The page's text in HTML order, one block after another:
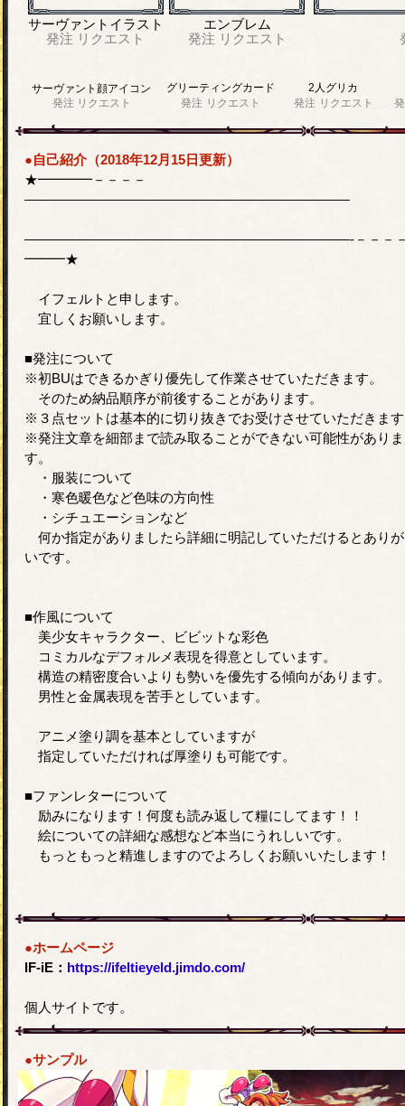
サーヴァントイラスト
発注 リクエスト
エンブレム
発注 リクエスト
サーヴァント顔アイコン
発注 リクエスト
グリーティングカード
発注 リクエスト
2人グリカ
発注 リクエスト
●自己紹介（2018年12月15日更新）
★━━━━－－－－
————————————————————————
————————————————————————-－－－
━━━★
イフェルトと申します。
宜しくお願いします。
■発注について
※初BUはできるかぎり優先して作業させていただきます。
そのため納品順序が前後することがあります。
※３点セットは基本的に切り抜きでお受けさせていただきま
※発注文章を細部まで読み取ることができない可能性がありま
す。
・服装について
・寒色暖色など色味の方向性
・シチュエーションなど
何か指定がありましたら詳細に明記していただけるとあり
いです。
■作風について
美少女キャラクター、ビビットな彩色
コミカルなデフォルメ表現を得意としています。
構造の精密度合いよりも勢いを優先する傾向があります。
男性と金属表現を苦手としています。
アニメ塗り調を基本としていますが
指定していただければ厚塗りも可能です。
■ファンレターについて
励みになります！何度も読み返して糧にしてます！！
絵についての詳細な感想など本当にうれしいです。
もっともっと精進しますのでよろしくお願いいたします！
●ホームページ
IF-iE： https://ifeltieyeld.jimdo.com/
個人サイトです。
●サンプル